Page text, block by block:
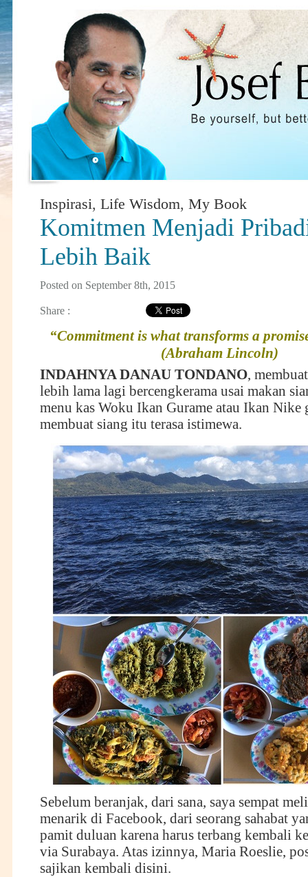
Inspirasi, Life Wisdom, My Book
Komitmen Menjadi
Lebih Baik
Posted on September 8th, 2015
Share :
“Commitment is what transforms a
(Abraham Lincoln)
INDAHNYA DANAU TONDANO,
lebih lama lagi bercengkerama usai makan
menu kas Woku Ikan Gurame atau Ikan Nike
membuat siang itu terasa istimewa.
Sebelum beranjak, dari sana, saya sempat
menarik di Facebook, dari seorang sahabat
pamit duluan karena harus terbang kembali
via Surabaya. Atas izinnya, Maria Roeslie,
sajikan kembali disini.